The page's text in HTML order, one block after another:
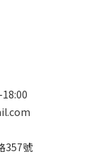
357號